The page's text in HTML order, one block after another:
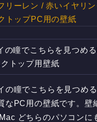
の瞳でこちらを見つめ
トップ用壁紙
の瞳でこちらを見つめ
なPC用の壁紙です。壁
どちらのパソコンに